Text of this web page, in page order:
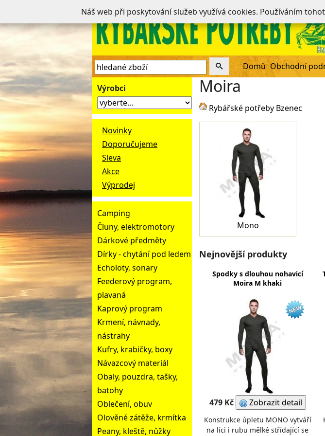
Domů Obchodní
Výrobci
Novinky
Doporučujeme
Sleva
Akce
Výprodej
Camping
Čluny, elektromotory
Dárkové předměty
Dírky - chytání pod ledem
Echoloty, sonary
Feederový program,
plavaná
Kaprový program
Krmení, návnady,
nástrahy
Kufry, krabičky, boxy
Návazcový materiál
Obaly, pouzdra, tašky,
batohy
Oblečení, obuv
Olověné zátěže, krmítka
Peany, kleště, nůžky
Moira
Rybářské potřeby Bzenec
Mono
Nejnovější produkty
Spodky s dlouhou nohavicí
Moira M khaki
479 Kč Zobrazit detail
Konstrukce úpletu MONO vytváří
na líci i rubu mělké střídající se
Náš web při poskytování služeb využívá cookies. Používáním